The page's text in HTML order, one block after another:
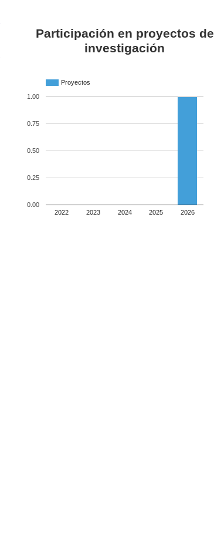
Participación en proyectos de
investigación
Proyectos
2022 2023 2024 2025 2026
0.00
0.25
0.50
0.75
1.00